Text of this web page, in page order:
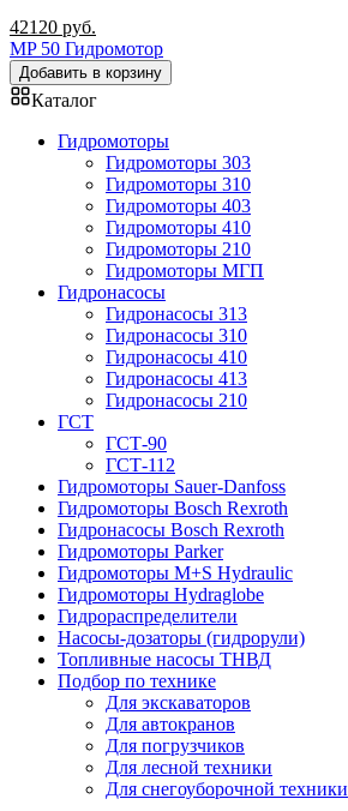
42120 руб.
MP 50 Гидромотор
Добавить в корзину
Каталог
Гидромоторы
Гидромоторы 303
Гидромоторы 310
Гидромоторы 403
Гидромоторы 410
Гидромоторы 210
Гидромоторы МГП
Гидронасосы
Гидронасосы 313
Гидронасосы 310
Гидронасосы 410
Гидронасосы 413
Гидронасосы 210
ГСТ
ГСТ-90
ГСТ-112
Гидромоторы Sauer-Danfoss
Гидромоторы Bosch Rexroth
Гидронасосы Bosch Rexroth
Гидромоторы Parker
Гидромоторы M+S Hydraulic
Гидромоторы Hydraglobe
Гидрораспределители
Насосы-дозаторы (гидрорули)
Топливные насосы ТНВД
Подбор по технике
Для экскаваторов
Для автокранов
Для погрузчиков
Для лесной техники
Для снегоуборочной техники